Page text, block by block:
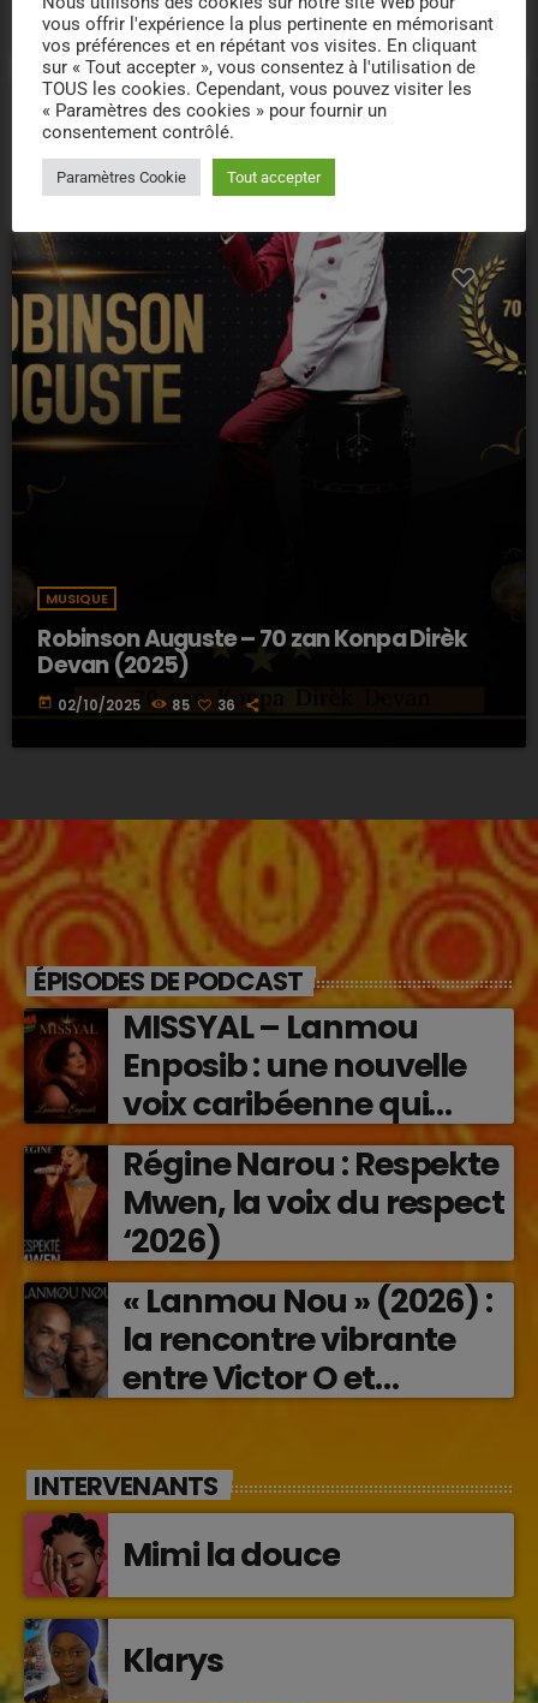
today 02/10/2025 77 48
MUSIQUE
Robinson Auguste – 70 zan Konpa Dirèk
Devan (2025)
today 02/10/2025 85 36
ÉPISODES DE PODCAST
MISSYAL – Lanmou
Enposib : une nouvelle
voix caribéenne qui
transforme les émotions
en musique (2026)
Régine Narou : Respekte
Mwen, la voix du respect
‘2026)
« Lanmou Nou » (2026) :
la rencontre vibrante
entre Victor O et
INTERVENANTS
Mimi la douce
Klarys
vous offrir l'expérience la plus pertinente en mémorisant
vos préférences et en répétant vos visites. En cliquant
sur « Tout accepter », vous consentez à l'utilisation de
TOUS les cookies. Cependant, vous pouvez visiter les
« Paramètres des cookies » pour fournir un
consentement contrôlé.
Paramètres Cookie Tout accepter